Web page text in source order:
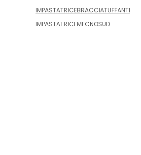
IMPASTATRICEBRACCIATUFFANTI
IMPASTATRICEMECNOSUD